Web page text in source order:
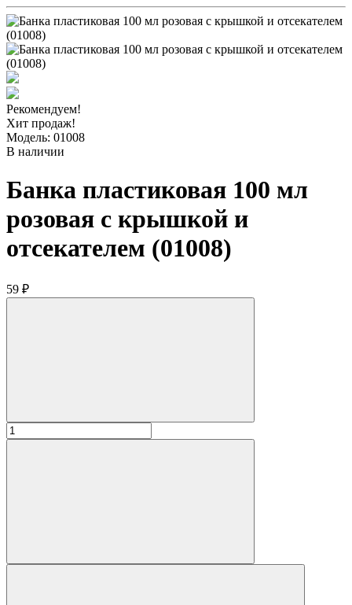
Рекомендуем!
Хит продаж!
Модель: 01008
В наличии
Банка пластиковая 100 мл
розовая с крышкой и
отсекателем (01008)
59 ₽